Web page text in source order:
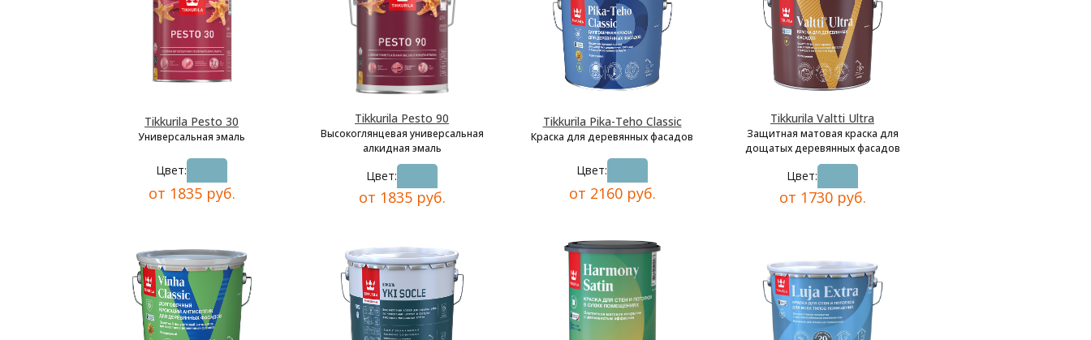
Tikkurila Pesto 30
Универсальная эмаль
Цвет:
от 1835 руб.
Tikkurila Pesto 90
Высокоглянцевая универсальная
алкидная эмаль
Цвет:
от 1835 руб.
Tikkurila Pika-Teho Classic
Краска для деревянных фасадов
Цвет:
от 2160 руб.
Tikkurila Valtti Ultra
Защитная матовая краска для
дощатых деревянных фасадов
Цвет:
от 1730 руб.